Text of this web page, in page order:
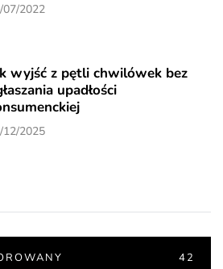
07/2022
wyjść z pętli chwilówek bez
upadłości
12/2025
42